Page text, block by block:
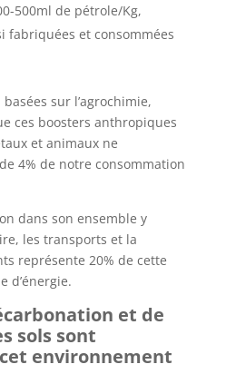
500ml de pétrole/Kg,
fabriquées et consommées
sur l’agrochimie,
ces boosters anthropiques
et animaux ne
4% de notre consommation
dans son ensemble y
les transports et la
représente 20% de cette
d’énergie.
et de
sols sont
environnement